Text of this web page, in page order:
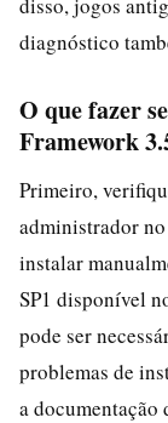
diagnóstico
O que fazer
Framework
Primeiro,
administrador no
instalar
SP1 disponível
pode ser
problemas de
a documentação